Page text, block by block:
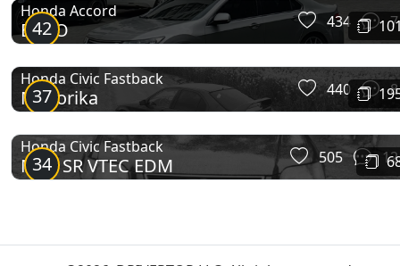
42
Honda Accord
EURO 434 7
37
Honda Civic Fastback
MA'Jorika 440 8
34
Honda Civic Fastback
MB1 SR VTEC EDM 505 12